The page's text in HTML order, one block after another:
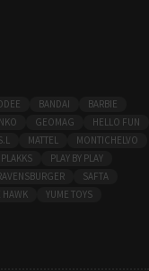
BANDAI
BARBIE
GEOMAG
HELLO FUN
MATTEL
MONTICHELVO
PLAKKS
PLAY BY PLAY
SAFTA
HAWK YUME TOYS